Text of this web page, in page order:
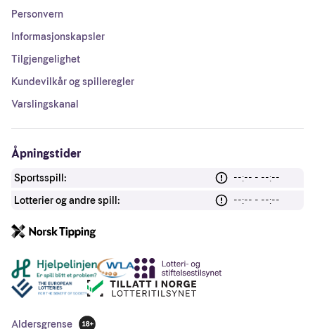
Personvern
Informasjonskapsler
Tilgjengelighet
Kundevilkår og spilleregler
Varslingskanal
Åpningstider
Sportsspill:
--:-- - --:--
Lotterier og andre spill:
--:-- - --:--
Andre lenker
Aldersgrense